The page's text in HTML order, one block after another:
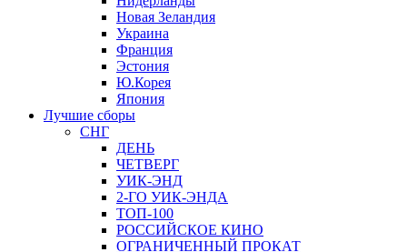
Новая Зеландия
Украина
Франция
Эстония
Ю.Корея
Япония
Лучшие сборы
СНГ
ДЕНЬ
ЧЕТВЕРГ
УИК-ЭНД
2-ГО УИК-ЭНДА
ТОП-100
РОССИЙСКОЕ КИНО
ОГРАНИЧЕННЫЙ ПРОКАТ